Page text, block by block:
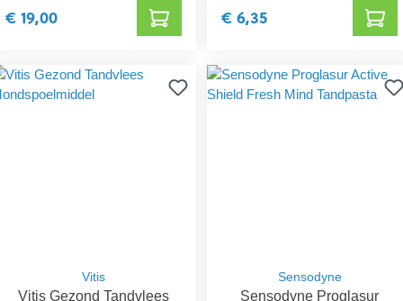
€ 19,00 € 6,35
Vitis
Vitis Gezond Tandvlees
Sensodyne
Sensodyne Proglasur